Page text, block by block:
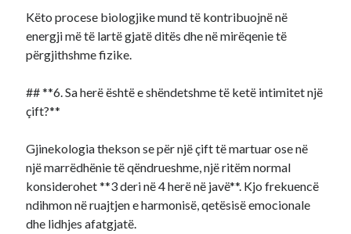
Këto procese biologjike mund të kontribuojnë në
energji më të lartë gjatë ditës dhe në mirëqenie të
përgjithshme fizike.
## **6. Sa herë është e shëndetshme të ketë intimitet një
çift?**
Gjinekologia thekson se për një çift të martuar ose në
një marrëdhënie të qëndrueshme, një ritëm normal
konsiderohet **3 deri në 4 herë në javë**. Kjo frekuencë
ndihmon në ruajtjen e harmonisë, qetësisë emocionale
dhe lidhjes afatgjatë.